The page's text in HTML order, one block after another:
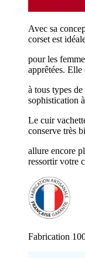
Avec sa
corset est
pour les
apprêtées.
à tous types
sophistication
Le cuir
conserve très
allure encore
ressortir votre
Fabrication